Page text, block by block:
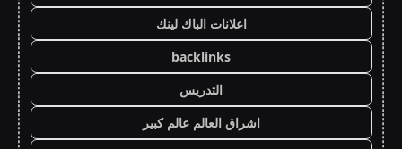
اعلانات الباك لينك
backlinks
التدريس
اشراق العالم عالم كبير